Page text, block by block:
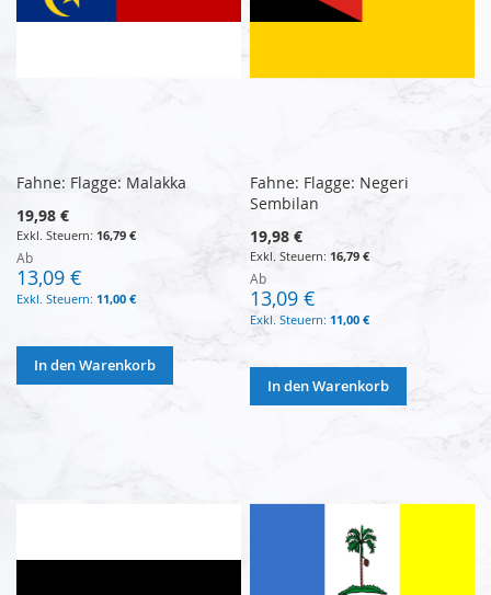
Fahne: Flagge: Malakka
19,98 €
16,79 €
Ab
13,09 €
11,00 €
In den Warenkorb
Fahne: Flagge: Negeri
Sembilan
19,98 €
16,79 €
Ab
13,09 €
11,00 €
In den Warenkorb